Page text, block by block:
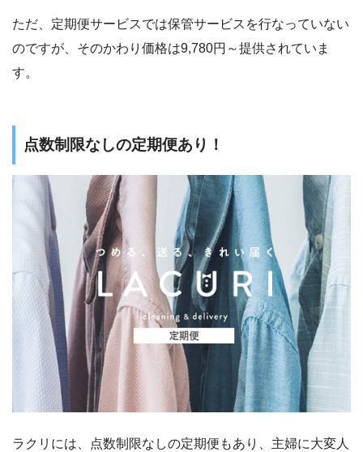
ただ、定期便サービスでは保管サービスを行なっていない
のですが、そのかわり価格は9,780円～提供されていま
す。
点数制限なしの定期便あり！
ラクリには、点数制限なしの定期便もあり、主婦に大変人